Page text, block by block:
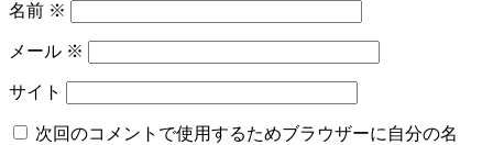
名前 ※
メール ※
サイト
次回のコメントで使用するためブラウザーに自分の名